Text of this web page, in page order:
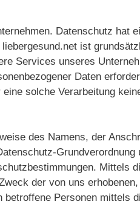
Datenschutz hat
ist
Services unseres
Daten
solche Verarbeitung
des Namens, der
Mittels
der von uns
Personen mittels